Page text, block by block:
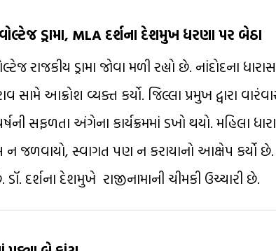
ડ્રામા, MLA દર્શના દેશમુખ ધરણા પર બેઠા
રાજકીય ડ્રામા જોવા મળી રહ્યો છે. નાંદોદના
સામે આક્રોશ વ્યક્ત કર્યો. જિલ્લા પ્રમુખ દ્વારા
સફળતા અંગેના કાર્યક્રમમાં ડખો થયો. મહિલા
ન જળવાયો, સ્વાગત પણ ન કરાયાનો આક્ષેપ કર્યો
દર્શના દેશમુખે રાજીનામાની ચીમકી ઉચ્ચારી છે.